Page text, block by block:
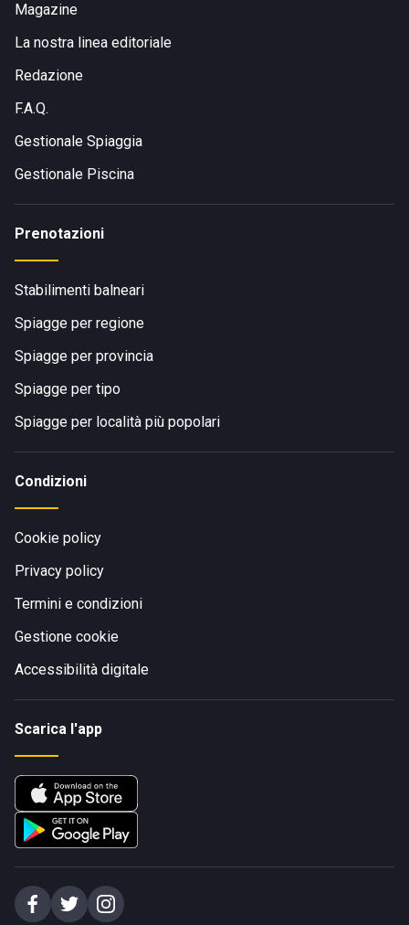
Magazine
La nostra linea editoriale
Redazione
F.A.Q.
Gestionale Spiaggia
Gestionale Piscina
Prenotazioni
Stabilimenti balneari
Spiagge per regione
Spiagge per provincia
Spiagge per tipo
Spiagge per località più popolari
Condizioni
Cookie policy
Privacy policy
Termini e condizioni
Gestione cookie
Accessibilità digitale
Scarica l'app